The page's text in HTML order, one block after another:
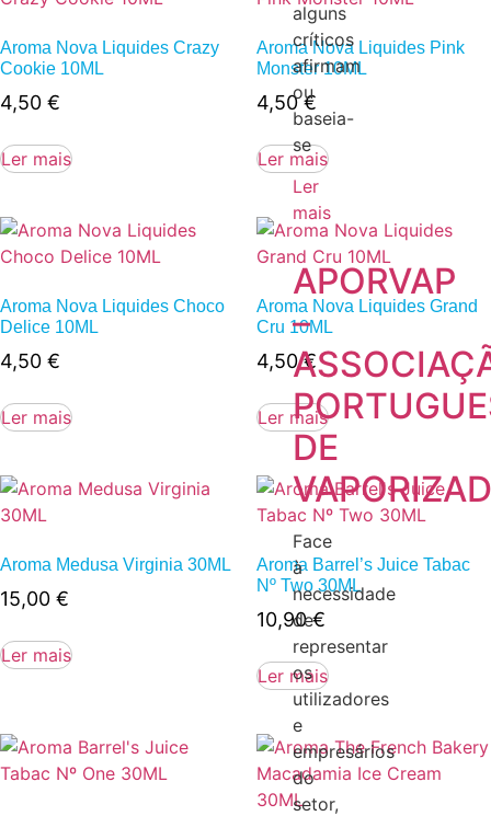
alguns
críticos
afirmam
ou
baseia-
se
Ler
mais
APORVAP
–
DE
Face
à
necessidade
de
representar
os
utilizadores
e
empresários
do
setor,
Aroma Nova Liquides Crazy
Cookie 10ML
4,50 €
Ler mais
Aroma Nova Liquides Pink
Monster 10ML
4,50€
Ler mais
Aroma Nova Liquides Choco
Delice 10ML
4,50 €
Ler mais
Aroma Nova Liquides Grand
Cru 10ML
4,50€
Ler mais
Aroma Medusa Virginia 30ML
15,00 €
Ler mais
Aroma Barrel’s Juice Tabac
Nº Two 30ML
10,90€
Ler mais